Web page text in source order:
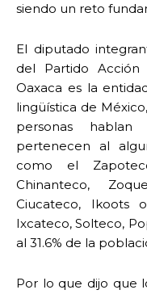
siendo un reto
El diputado
del Partido Acción
Oaxaca es la
lingüística de
personas
pertenecen al
como el
Chinanteco,
Ciucateco, Ikoots
Ixcateco, Solteco,
al 31.6% de la
Por lo que dijo que